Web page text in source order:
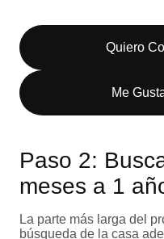
Quiero
Me
Paso 2:
meses a 1
La parte más larga del
búsqueda de la casa